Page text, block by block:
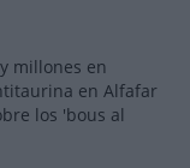
millones en
en Alfafar
los 'bous al